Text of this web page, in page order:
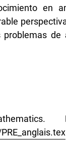
en
de